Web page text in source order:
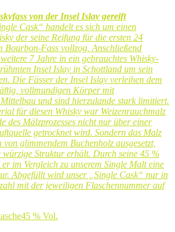
von der Insel Islay gereift
Cask“ handelt es sich um einen
der seine Reifung für die ersten 24
Bourbon-Fass vollzog. Anschließend
7 Jahre in ein gebrauchtes Whisky-
Insel Islay in Schottland um sein
Die Fässer der Insel Islay verleihen dem
vollmundigen Körper mit
und sind hierzulande stark limitiert.
für diesen Whisky war Weizenrauchmalz
des Mälzprozesses nicht nur über einer
getrocknet wird. Sondern das Malz
glimmendem Buchenholz ausgesetzt,
würzige Struktur erhält. Durch seine 45 %
im Vergleich zu unserem Single Malt eine
Abgefüllt wird unser „Single Cask“ nur in
mit der jeweiligen Flaschennummer auf
45 % Vol.